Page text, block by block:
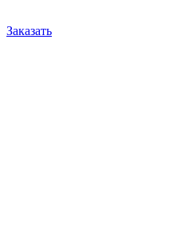
Заказать